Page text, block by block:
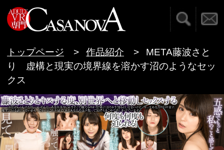
VR専門AVメーカー
お問い合わせ
り 虚構と現実の境界線を溶かす沼のようなセッ
クス